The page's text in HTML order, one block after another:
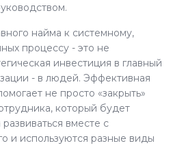
найма к системному,
процессу - это не
инвестиция в главный
- в людей. Эффективная
не просто «закрыть»
который будет
вместе с
и используются разные виды